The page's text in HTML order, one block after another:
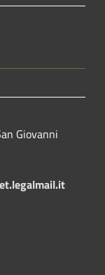
Giovanni